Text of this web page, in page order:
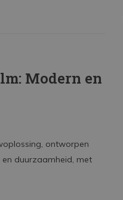
Modern en
ontworpen
duurzaamheid, met